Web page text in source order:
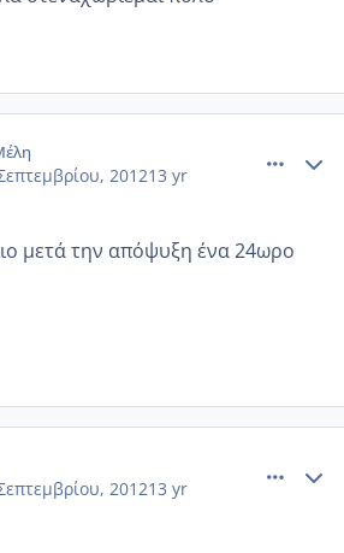
201213 yr
μετά την απόψυξη ένα 24ωρο
201213 yr